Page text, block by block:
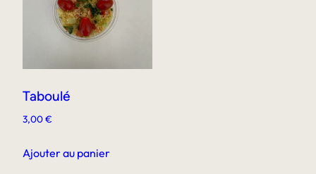
Taboulé
3,00€
Ajouter au panier